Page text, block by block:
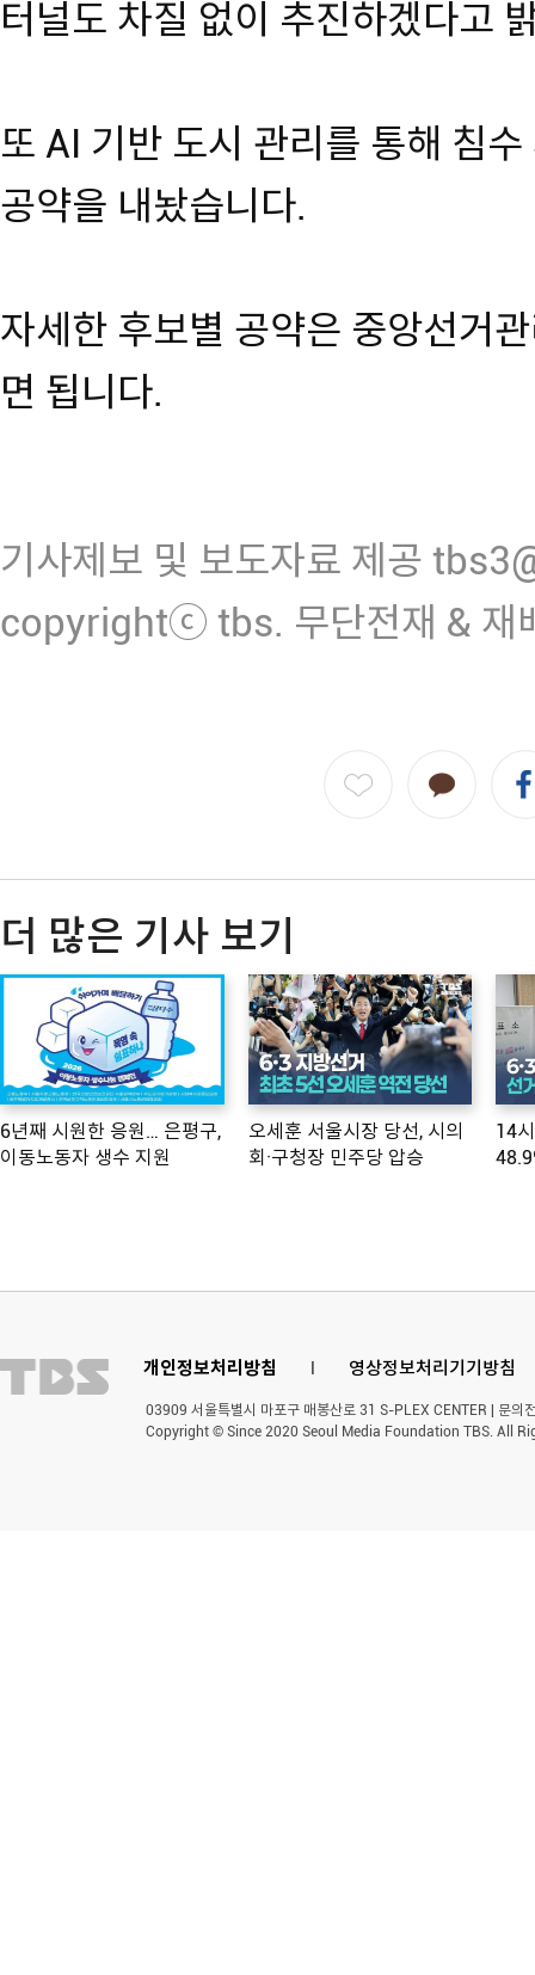
터널도 차질 없이 추진하겠다고
또 AI 기반 도시 관리를 통해 침
공약을 내놨습니다.
자세한 후보별 공약은 중앙선거
면 됩니다.
기사제보 및 보도자료 제공
copyrightⓒ tbs. 무단전재 & 재
더 많은 기사 보기
6년째 시원한 응원… 은평구,
이동노동자 생수 지원
오세훈 서울시장 당선, 시의
회·구청장 민주당 압승
14
개인정보처리방침 l 영상정보처리기기방침
03909 서울특별시 마포구 매봉산로 31 S-PLEX CENTER | 문
Copyright © Since 2020 Seoul Media Foundation TBS. All